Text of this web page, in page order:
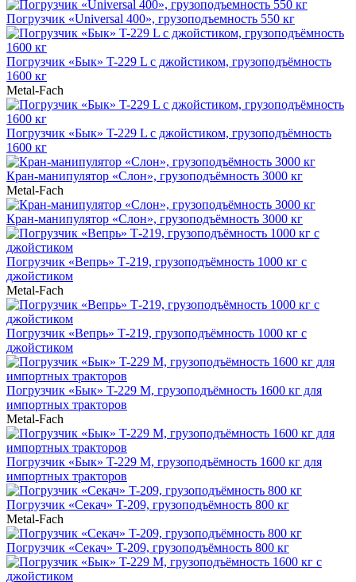
Погрузчик «Universal 400», грузоподъемность 550 кг
Погрузчик «Бык» T-229 L с джойстиком, грузоподъёмность
1600 кг
Metal-Fach
Погрузчик «Бык» T-229 L с джойстиком, грузоподъёмность
1600 кг
Кран-манипулятор «Cлон», грузоподъёмность 3000 кг
Metal-Fach
Кран-манипулятор «Cлон», грузоподъёмность 3000 кг
Погрузчик «Вепрь» Т-219, грузоподъёмность 1000 кг с
джойстиком
Metal-Fach
Погрузчик «Вепрь» Т-219, грузоподъёмность 1000 кг с
джойстиком
Погрузчик «Бык» T-229 М, грузоподъёмность 1600 кг для
импортных тракторов
Metal-Fach
Погрузчик «Бык» T-229 М, грузоподъёмность 1600 кг для
импортных тракторов
Погрузчик «Секач» T-209, грузоподъёмность 800 кг
Metal-Fach
Погрузчик «Секач» T-209, грузоподъёмность 800 кг